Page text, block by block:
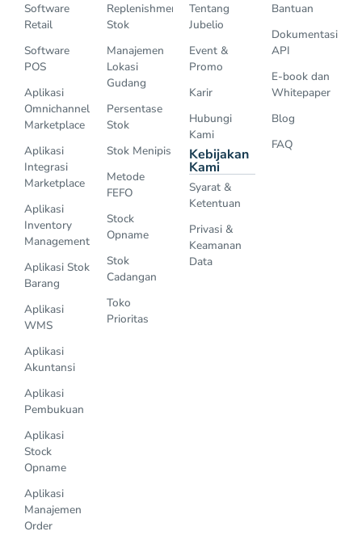
Software
Retail
Software
POS
Aplikasi
Omnichannel
Marketplace
Aplikasi
Integrasi
Marketplace
Aplikasi
Inventory
Management
Aplikasi Stok
Barang
Aplikasi
WMS
Aplikasi
Akuntansi
Aplikasi
Pembukuan
Aplikasi
Stock
Opname
Aplikasi
Manajemen
Order
Replenishment
Stok
Manajemen
Lokasi
Gudang
Persentase
Stok
Stok Menipis
Metode
FEFO
Stock
Opname
Stok
Cadangan
Toko
Prioritas
Tentang
Jubelio
Event &
Promo
Karir
Hubungi
Kami
Kebijakan
Kami
Syarat &
Ketentuan
Privasi &
Keamanan
Data
Bantuan
Dokumentasi
API
E-book dan
Whitepaper
Blog
FAQ